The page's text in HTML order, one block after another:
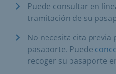
Puede consultar en
tramitación de su
No necesita cita previa
pasaporte. Puede
recoger su pasaporte